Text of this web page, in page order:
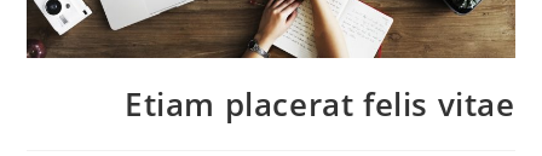
Etiam placerat felis vitae